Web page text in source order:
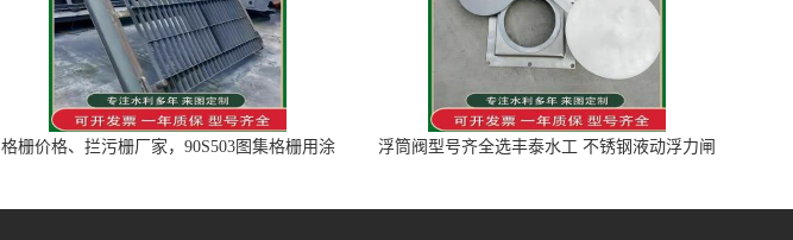
格栅价格、拦污栅厂家，90S503图集格栅用涂
浮筒阀型号齐全选丰泰水工 不锈钢液动浮力闸